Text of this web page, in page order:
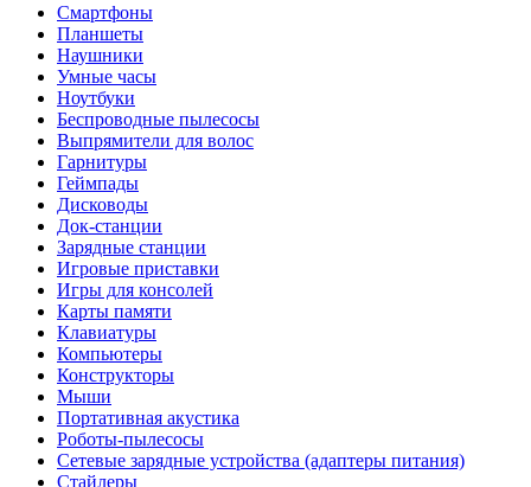
Смартфоны
Планшеты
Наушники
Умные часы
Ноутбуки
Беспроводные пылесосы
Выпрямители для волос
Гарнитуры
Геймпады
Дисководы
Док-станции
Зарядные станции
Игровые приставки
Игры для консолей
Карты памяти
Клавиатуры
Компьютеры
Конструкторы
Мыши
Портативная акустика
Роботы-пылесосы
Сетевые зарядные устройства (адаптеры питания)
Стайлеры